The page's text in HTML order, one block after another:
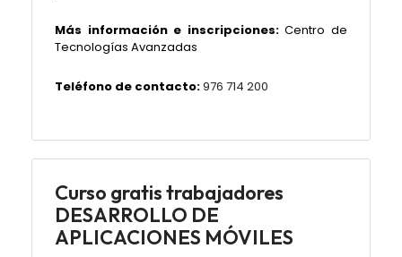
Más información e inscripciones: Centro de
Tecnologías Avanzadas
Teléfono de contacto:976 714 200
Curso gratis trabajadores
DESARROLLO DE
APLICACIONES MÓVILES